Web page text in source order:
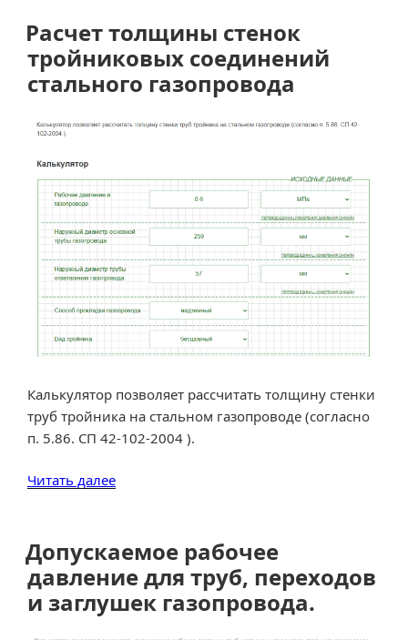
при
проектировании»
Расчет толщины стенок
тройниковых соединений
стального газопровода
Калькулятор позволяет рассчитать толщину стенки
труб тройника на стальном газопроводе (согласно
п. 5.86. СП 42-102-2004 ).
Читать далее«Расчет
тройниковых
соединений
стального
газопровода»
Допускаемое рабочее
давление для труб, переходов
и заглушек газопровода.